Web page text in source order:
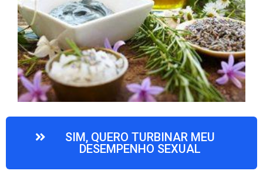
SIM, QUERO TURBINAR MEU
DESEMPENHO SEXUAL